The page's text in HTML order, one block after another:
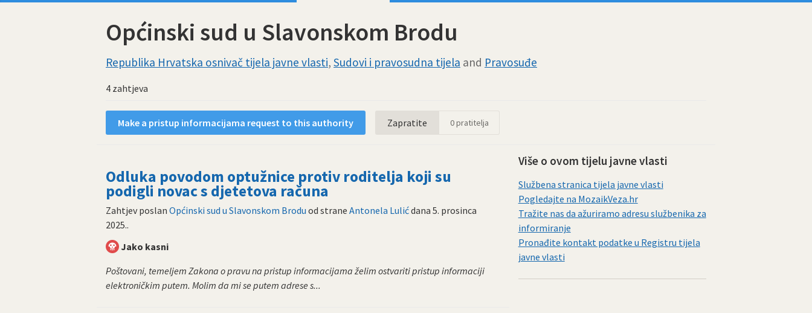
Općinski sud u Slavonskom Brodu
Republika Hrvatska osnivač tijela javne vlasti, Sudovi i pravosudna tijela and Pravosuđe
4 zahtjeva
Make a pristup informacijama request to this authority Zapratite 0pratitelja
Odluka povodom optužnice protiv roditelja koji su
podigli novac s djetetova računa
Zahtjev poslan Općinski sud u Slavonskom Brodu od strane Antonela Lulićdana 5. prosinca
2025..
Jako kasni
Poštovani, temeljem Zakona o pravu na pristup informacijama želim ostvariti pristup informaciji
elektroničkim putem. Molim da mi se putem adrese s...
Više o ovom tijelu javne vlasti
Službena stranica tijela javne vlasti
Pogledajte na MozaikVeza.hr
Tražite nas da ažuriramo adresu službenika za
informiranje
Pronađite kontakt podatke u Registru tijela
javne vlasti